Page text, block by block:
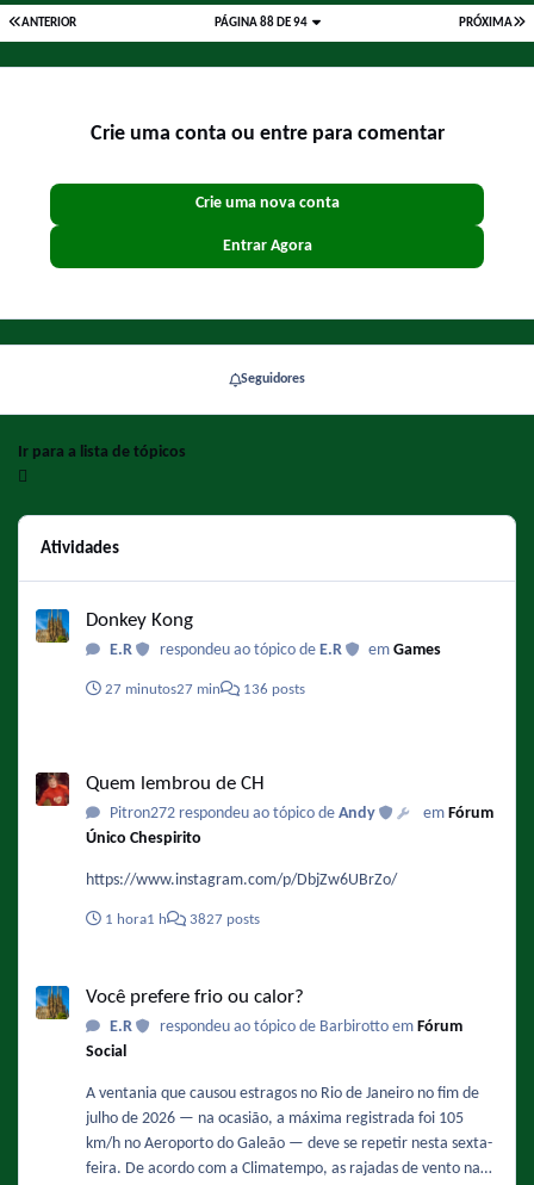
ANTERIOR PRÓXIMA
PÁGINA 88 DE 94
Crie uma conta ou entre para comentar
Crie uma nova conta
Entrar Agora
Seguidores
Ir para a lista de tópicos
Atividades
Donkey Kong
E.R respondeu ao tópico de E.R emGames
27 minutos27 min 136 posts
Quem lembrou de CH
Pitron272 respondeu ao tópico de Andy em Fórum
Único Chespirito
https://www.instagram.com/p/DbjZw6UBrZo/
1 hora1 h 3827 posts
Você prefere frio ou calor?
E.R respondeu ao tópico de Barbirotto em Fórum
Social
A ventania que causou estragos no Rio de Janeiro no fim de
julho de 2026 — na ocasião, a máxima registrada foi 105
km/h no Aeroporto do Galeão — deve se repetir nesta sexta-
feira. De acordo com a Climatempo, as rajadas de vento na